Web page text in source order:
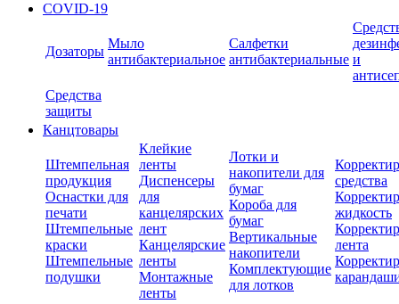
COVID-19
Дозаторы
Мыло
антибактериальное
Салфетки
антибактериальные и
Средства
защиты
Канцтовары
Штемпельная
продукция
Оснастки для
печати
Штемпельные
краски
Штемпельные
подушки
Клейкие
ленты
Диспенсеры
для
канцелярских
лент
Канцелярские
ленты
Монтажные
ленты
Лотки и
накопители для
бумаг
Короба для
бумаг
Вертикальные
накопители
Комплектующие
для лотков
средства
жидкость
лента